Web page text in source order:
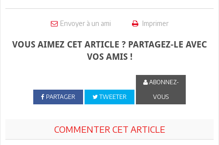
Envoyer à un ami Imprimer
VOUS AIMEZ CET ARTICLE ? PARTAGEZ-LE AVEC
VOS AMIS !
PARTAGER TWEETER
ABONNEZ-
VOUS
COMMENTER CET ARTICLE